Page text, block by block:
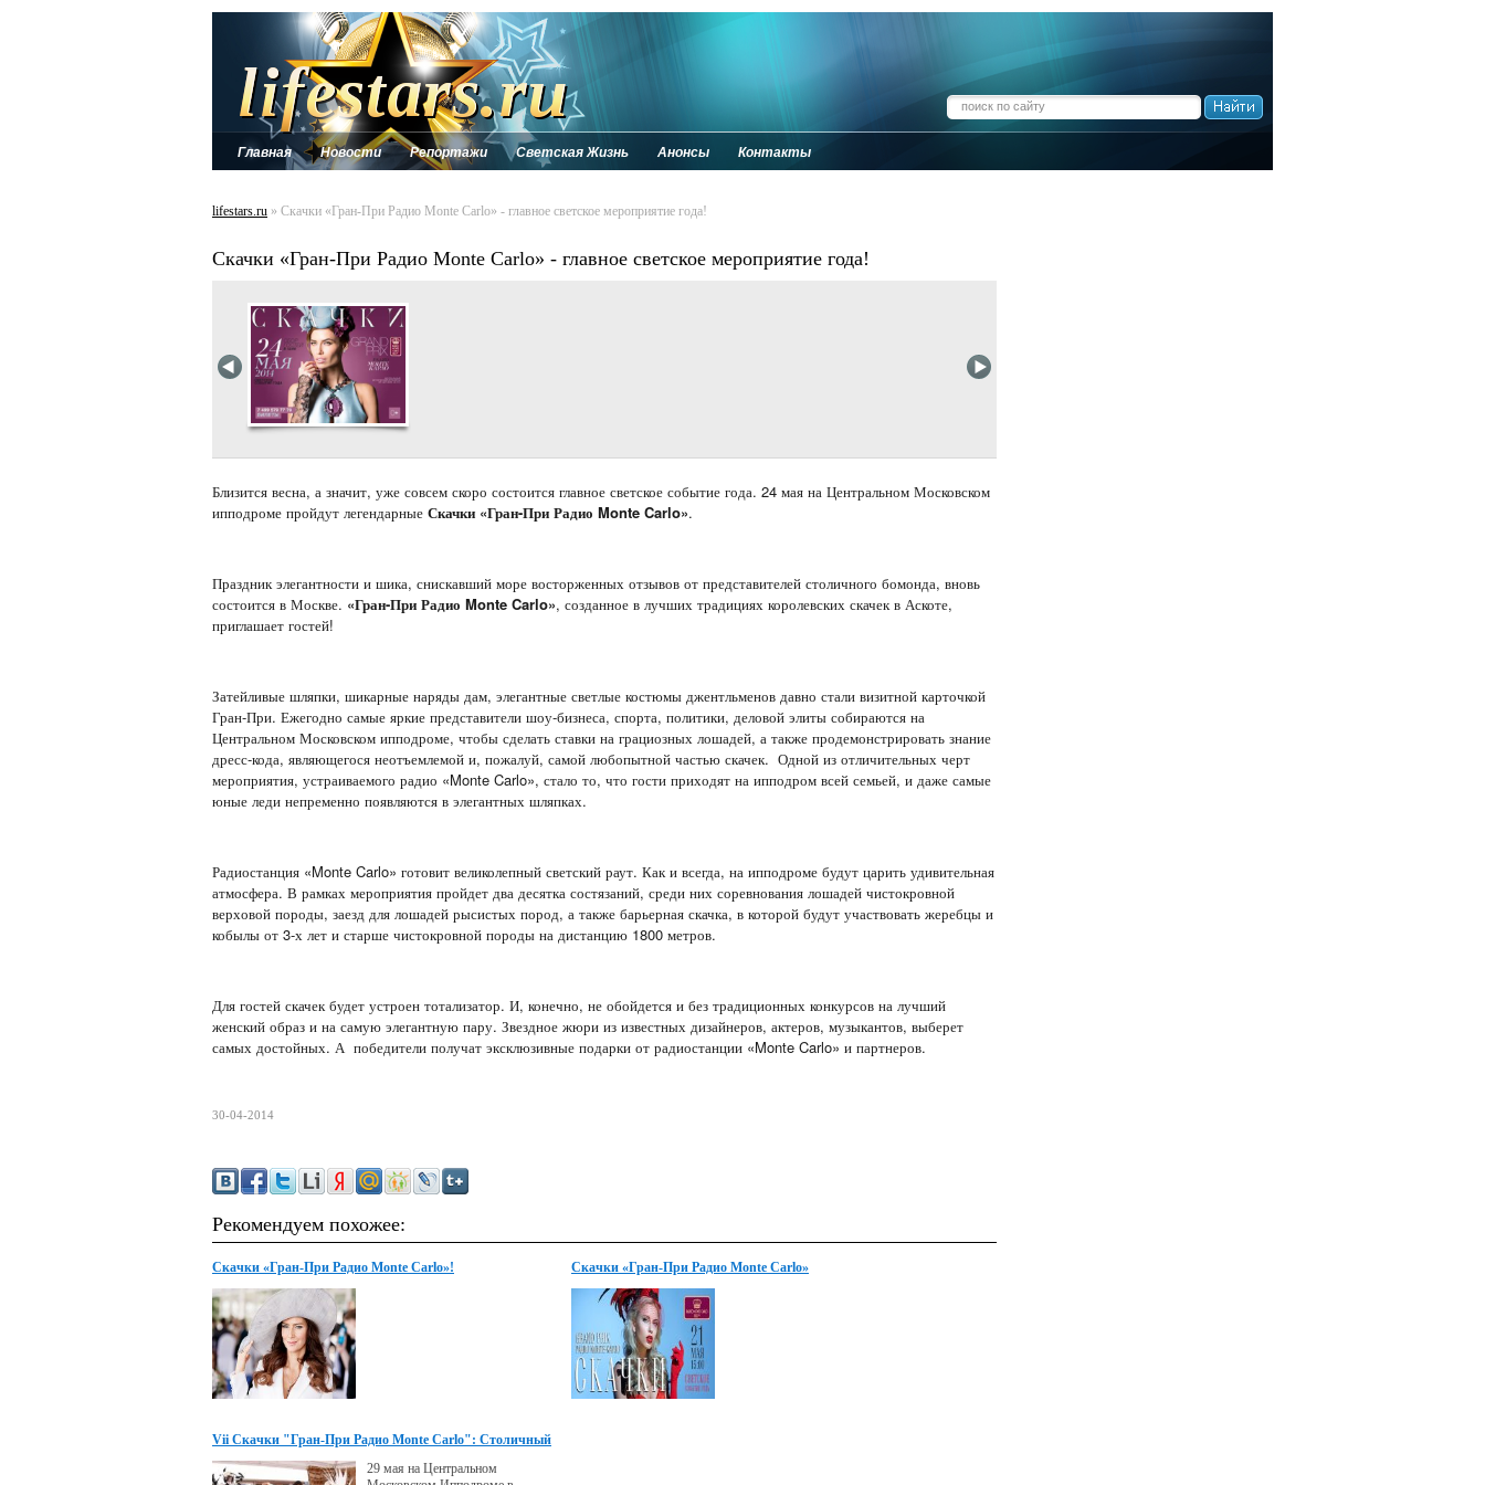
Главная Новости Репортажи Светская Жизнь Анонсы Контакты
lifestars.ru » Скачки «Гран-При Радио Monte Carlo» - главное светское мероприятие года!
Скачки «Гран-При Радио Monte Carlo» - главное светское мероприятие года!
Близится весна, а значит, уже совсем скоро состоится главное светское событие года. 24 мая на Центральном Московском
ипподроме пройдут легендарные Скачки «Гран-При Радио Monte Carlo».
Праздник элегантности и шика, снискавший море восторженных отзывов от представителей столичного бомонда, вновь
состоится в Москве. «Гран-При Радио Monte Carlo», созданное в лучших традициях королевских скачек в Аскоте,
приглашает гостей!
Затейливые шляпки, шикарные наряды дам, элегантные светлые костюмы джентльменов давно стали визитной карточкой
Гран-При. Ежегодно самые яркие представители шоу-бизнеса, спорта, политики, деловой элиты собираются на
Центральном Московском ипподроме, чтобы сделать ставки на грациозных лошадей, а также продемонстрировать знание
дресс-кода, являющегося неотъемлемой и, пожалуй, самой любопытной частью скачек. Одной из отличительных черт
мероприятия, устраиваемого радио «Monte Carlo», стало то, что гости приходят на ипподром всей семьей, и даже самые
юные леди непременно появляются в элегантных шляпках.
Радиостанция «Monte Carlo» готовит великолепный светский раут. Как и всегда, на ипподроме будут царить удивительная
атмосфера. В рамках мероприятия пройдет два десятка состязаний, среди них соревнования лошадей чистокровной
верховой породы, заезд для лошадей рысистых пород, а также барьерная скачка, в которой будут участвовать жеребцы и
кобылы от 3-х лет и старше чистокровной породы на дистанцию 1800 метров.
Для гостей скачек будет устроен тотализатор. И, конечно, не обойдется и без традиционных конкурсов на лучший
женский образ и на самую элегантную пару. Звездное жюри из известных дизайнеров, актеров, музыкантов, выберет
самых достойных. А победители получат эксклюзивные подарки от радиостанции «Monte Carlo» и партнеров.
30-04-2014
Рекомендуем похожее:
Скачки «Гран-При Радио Monte Carlo»! Скачки «Гран-При Радио Monte Carlo»
Vii Скачки "Гран-При Радио Monte Carlo": Столичный
29 мая на Центральном